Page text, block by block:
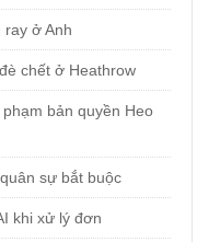
ở Anh
chết ở Heathrow
bản quyền Heo
sự bắt buộc
khi xử lý đơn